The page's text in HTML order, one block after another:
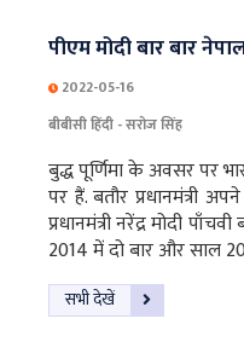
पीएम मोदी बार बार
2022-05-16
बीबीसी हिंदी - सरोज सिंह
बुद्ध पूर्णिमा के अवसर पर
पर हैं. बतौर प्रधानमंत्री
प्रधानमंत्री नरेंद्र मोदी
2014 में दो बार और साल
सभी देखें